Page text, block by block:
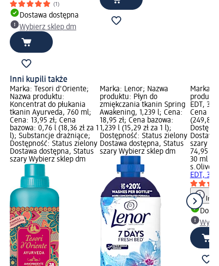
(1)
Dostawa dostępna
Wybierz sklep dm
Inni kupili także
Marka: Tesori d'Oriente;
Nazwa produktu:
Koncentrat do płukania
tkanin Ayurveda, 760 ml;
Cena: 13,95 zł; Cena
bazowa: 0,76 l (18,36 zł za 1
l); Substancje drażniące;
Dostępność: Status zielony
Dostawa dostępna, Status
szary Wybierz sklep dm
Marka: Lenor; Nazwa
produktu: Płyn do
zmiękczania tkanin Spring
Awakening, 1,239 l; Cena:
18,95 zł; Cena bazowa:
1,239 l (15,29 zł za 1 l);
Dostępność: Status zielony
Dostawa dostępna, Status
szary Wybierz sklep dm
Marka:
EDT, 30
Cena
(249,83
szary
74,95 zł
30 ml
s.Oliver
EDT, 30